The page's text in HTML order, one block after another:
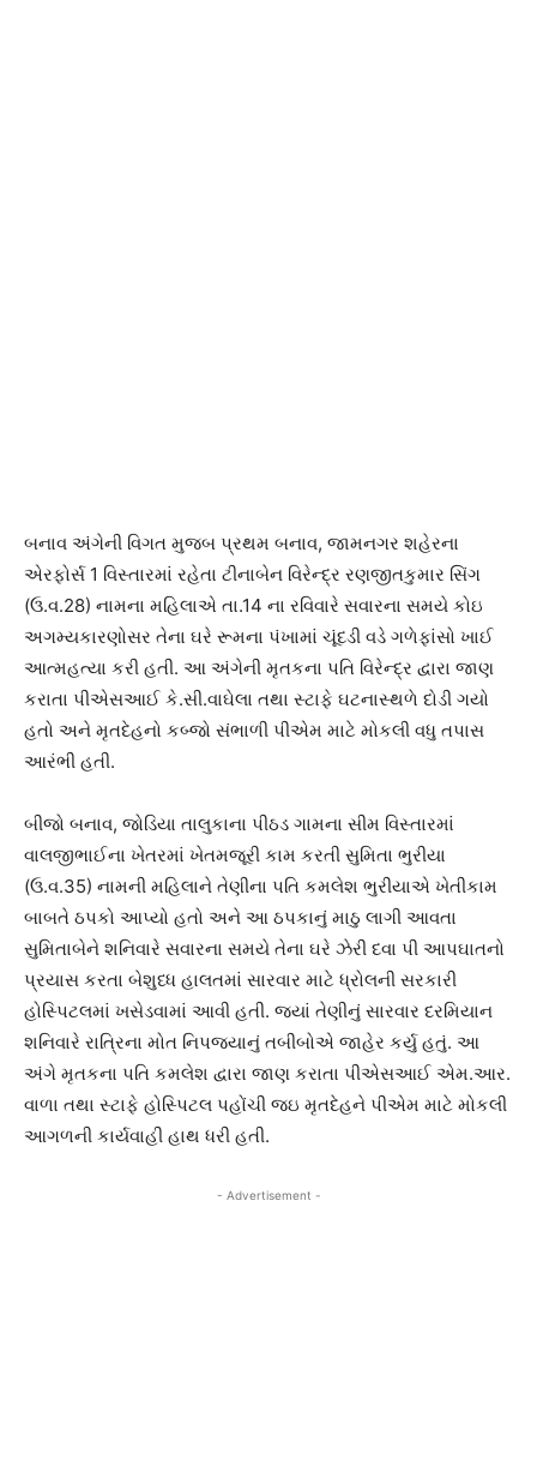
બનાવ અંગેની વિગત મુજબ પ્રથમ બનાવ, જામનગર શહેરના
એરફોર્સ 1 વિસ્તારમાં રહેતા ટીનાબેન વિરેન્દ્ર રણજીતકુમાર સિંગ
(ઉ.વ.28) નામના મહિલાએ તા.14 ના રવિવારે સવારના સમયે કોઇ
અગમ્યકારણોસર તેના ઘરે રૂમના પંખામાં ચૂંદડી વડે ગળેફાંસો ખાઈ
આત્મહત્યા કરી હતી. આ અંગેની મૃતકના પતિ વિરેન્દ્ર દ્વારા જાણ
કરાતા પીએસઆઈ કે.સી.વાઘેલા તથા સ્ટાફે ઘટનાસ્થળે દોડી ગયો
હતો અને મૃતદેહનો કબ્જો સંભાળી પીએમ માટે મોકલી વધુ તપાસ
આરંભી હતી.
બીજો બનાવ, જોડિયા તાલુકાના પીઠડ ગામના સીમ વિસ્તારમાં
વાલજીભાઈના ખેતરમાં ખેતમજૂરી કામ કરતી સુમિતા ભુરીયા
(ઉ.વ.35) નામની મહિલાને તેણીના પતિ કમલેશ ભુરીયાએ ખેતીકામ
બાબતે ઠપકો આપ્યો હતો અને આ ઠપકાનું માઠુ લાગી આવતા
સુમિતાબેને શનિવારે સવારના સમયે તેના ઘરે ઝેરી દવા પી આપઘાતનો
પ્રયાસ કરતા બેશુધ્ધ હાલતમાં સારવાર માટે ધ્રોલની સરકારી
હોસ્પિટલમાં ખસેડવામાં આવી હતી. જ્યાં તેણીનું સારવાર દરમિયાન
શનિવારે રાત્રિના મોત નિપજ્યાનું તબીબોએ જાહેર કર્યુ હતું. આ
અંગે મૃતકના પતિ કમલેશ દ્વારા જાણ કરાતા પીએસઆઈ એમ.આર.
વાળા તથા સ્ટાફે હોસ્પિટલ પહોંચી જઇ મૃતદેહને પીએમ માટે મોકલી
આગળની કાર્યવાહી હાથ ધરી હતી.
- Advertisement -